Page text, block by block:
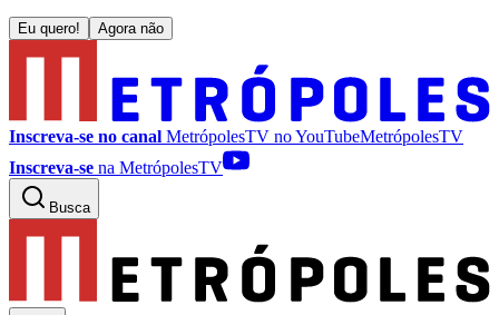
Eu quero! Agora não
Inscreva-se no canal MetrópolesTV noYouTubeMetrópolesTV
Inscreva-se na MetrópolesTV
Busca